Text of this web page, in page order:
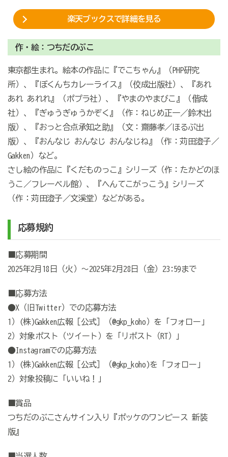
楽天ブックスで詳細を見る
作・絵：つちだのぶこ
東京都生まれ。絵本の作品に『でこちゃん』（PHP研究
所）、『ぼくんちカレーライス』（佼成出版社）、『あれ
あれ あれれ』（ポプラ社）、『やまのやまびこ』（偕成
社）、『ぎゅうぎゅうかぞく』（作：ねじめ正一／鈴木出
版）、『おっと合点承知之助』（文：齋藤孝／ほるぷ出
版）、『おんなじ おんなじ おんなじね』（作：苅田澄子／
Gakken）など。
さし絵の作品に『くだものっこ』シリーズ（作：たかどのほ
うこ／フレーベル館）、『へんてこがっこう』シリーズ
（作：苅田澄子／文溪堂）などがある。
応募規約
■応募期間
2025年2月18日（火）～2025年2月28日（金）23:59まで
■応募方法
●X（旧Twitter）での応募方法
1）(株)Gakken広報［公式］（@gkp_koho）を「フォロー」
2）対象ポスト（ツイート）を「リポスト（RT）」
●Instagramでの応募方法
1）(株)Gakken広報［公式］（@gkp_koho)を「フォロー」
2）対象投稿に「いいね！」
■賞品
つちだのぶこさんサイン入り『ポッケのワンピース 新装
版』